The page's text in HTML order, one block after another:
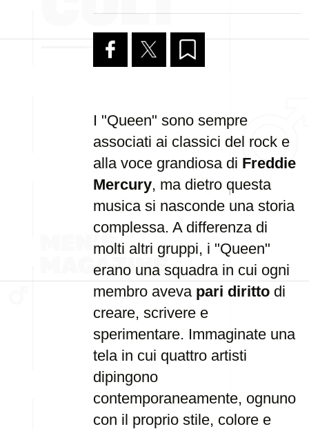
I "Queen" sono sempre
associati ai classici del rock e
alla voce grandiosa di Freddie
Mercury, ma dietro questa
musica si nasconde una storia
complessa. A differenza di
molti altri gruppi, i "Queen"
erano una squadra in cui ogni
membro aveva pari diritto di
creare, scrivere e
sperimentare. Immaginate una
tela in cui quattro artisti
dipingono
contemporaneamente, ognuno
con il proprio stile, colore e